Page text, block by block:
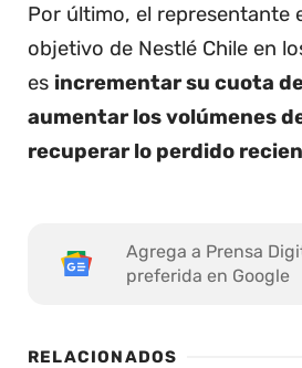
Por último, el representante
objetivo de Nestlé Chile en
es incrementar su cuota
aumentar los volúmenes
recuperar lo perdido
Agrega a Prensa
preferida en Google
RELACIONADOS